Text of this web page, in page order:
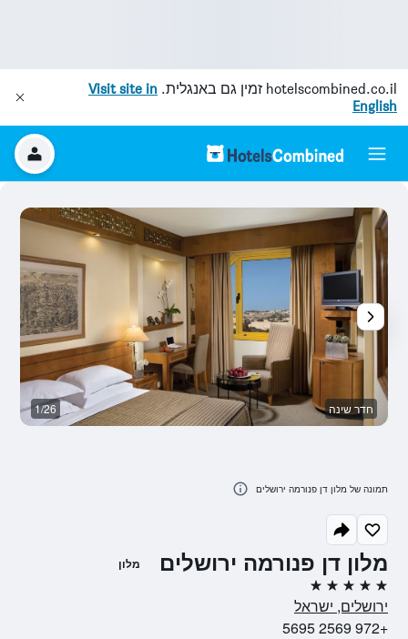
hotelscombined.co.il זמין גם באנגלית. Visit site in
English
מלון דן פנורמה ירושלים מלון
5 כוכבים
ירושלים, ישראל
+972 2569 5695
חדר שינה 1/26
תמונה של מלון דן פנורמה ירושלים